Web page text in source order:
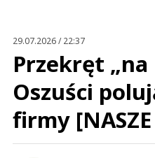
29.07.2026 / 22:37
Przekręt „na
Oszuści
firmy [NASZE